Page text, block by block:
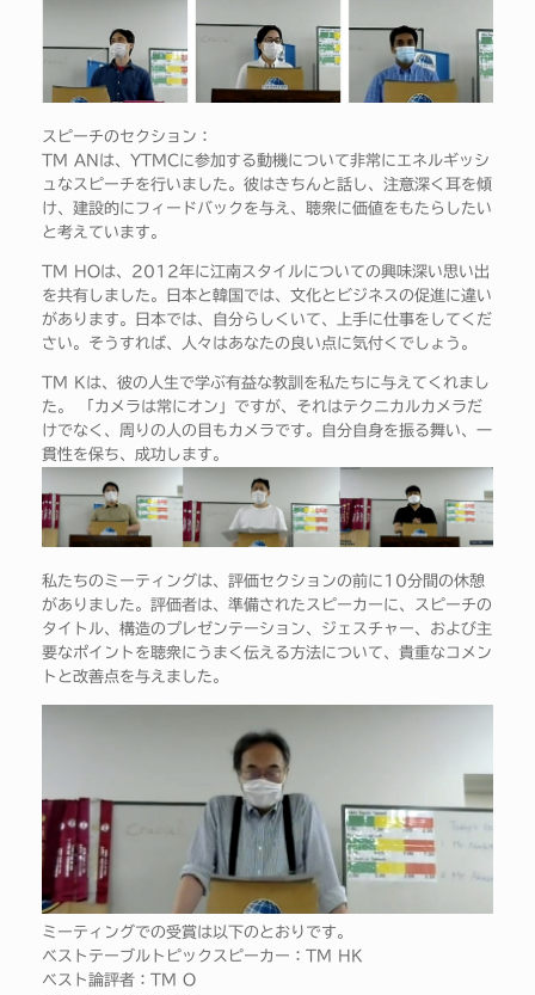
スピーチのセクション：
TM ANは、YTMCに参加する動機について非常にエネルギッシ
ュなスピーチを行いました。彼はきちんと話し、注意深く耳を傾
け、建設的にフィードバックを与え、聴衆に価値をもたらしたい
と考えています。
TM HOは、2012年に江南スタイルについての興味深い思い出
を共有しました。日本と韓国では、文化とビジネスの促進に違い
があります。日本では、自分らしくいて、上手に仕事をしてくだ
さい。そうすれば、人々はあなたの良い点に気付くでしょう。
TM Kは、彼の人生で学ぶ有益な教訓を私たちに与えてくれまし
た。 「カメラは常にオン」ですが、それはテクニカルカメラだ
けでなく、周りの人の目もカメラです。自分自身を振る舞い、一
貫性を保ち、成功します。
私たちのミーティングは、評価セクションの前に10分間の休憩
がありました。評価者は、準備されたスピーカーに、スピーチの
タイトル、構造のプレゼンテーション、ジェスチャー、および主
要なポイントを聴衆にうまく伝える方法について、貴重なコメン
トと改善点を与えました。
ミーティングでの受賞は以下のとおりです。
ベストテーブルトピックスピーカー：TM HK
ベスト論評者：TM O